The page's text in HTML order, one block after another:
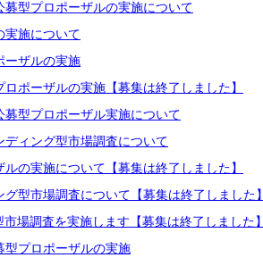
型プロポーザルの実施について
実施について
ーザルの実施
ポーザルの実施【募集は終了しました】
募型プロポーザル実施について
ディング型市場調査について
の実施について【募集は終了しました】
型市場調査について【募集は終了しました】
場調査を実施します【募集は終了しました】
型プロポーザルの実施